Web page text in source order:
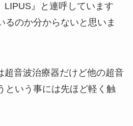
LIPUS』と連呼しています
るのか分からないと思いま
超音波治療器だけど他の超音
という事には先ほど軽く触